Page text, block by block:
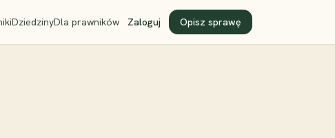
DziedzinyDla prawników Zaloguj Opisz sprawę